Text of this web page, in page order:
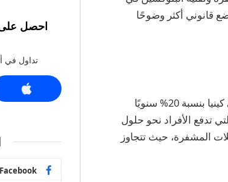
قانوني أكثر وضوحًا
وفقًا لمؤشر اعتماد العملات المشفرة العالمي لعام 2024، زادت نسبة الاعتماد في كينيا بنسبة 20% سنويًا
التي تدفع الأفراد نحو حلول
المشفرة، حيث تتجاوز
احصل على
تداول في
Facebook